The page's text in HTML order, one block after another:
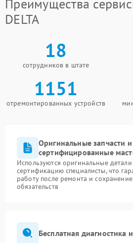
Преимущества
DELTA
18
сотрудников в штате
1151
отремонтированных устройств
Оригинальные запчасти и
сертифицированные
Используются оригинальные
сертификацию специалисты, что
работу после ремонта и
обязательств
Бесплатная диагностика